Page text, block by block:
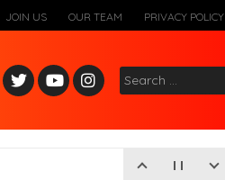
JOIN US OUR TEAM PRIVACY POLICY
Twitt
er
Yout
ube
Inst
agr
Search
for: